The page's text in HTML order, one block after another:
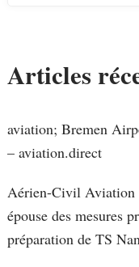
Articles
aviation; Bremen
– aviation.direct
Aérien-Civil
épouse des mesures
préparation de TS